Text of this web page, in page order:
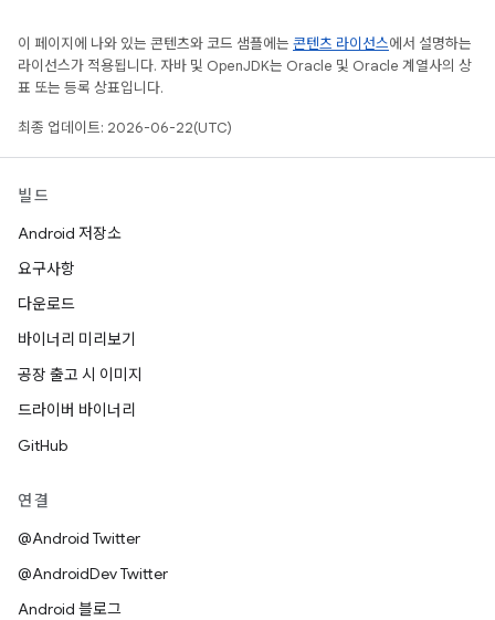
이 페이지에 나와 있는 콘텐츠와 코드 샘플에는 콘텐츠 라이선스에서 설명하는
라이선스가 적용됩니다. 자바 및 OpenJDK는 Oracle 및 Oracle 계열사의 상
표 또는 등록 상표입니다.
최종 업데이트: 2026-06-22(UTC)
빌드
Android 저장소
요구사항
다운로드
바이너리 미리보기
공장 출고 시 이미지
드라이버 바이너리
GitHub
연결
@Android Twitter
@AndroidDev Twitter
Android 블로그